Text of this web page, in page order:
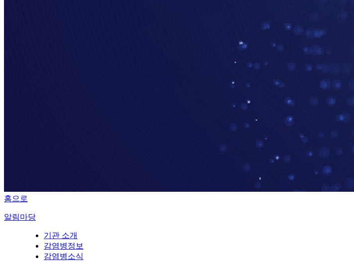
홈으로
알림마당
기관 소개
감염병정보
감염병소식